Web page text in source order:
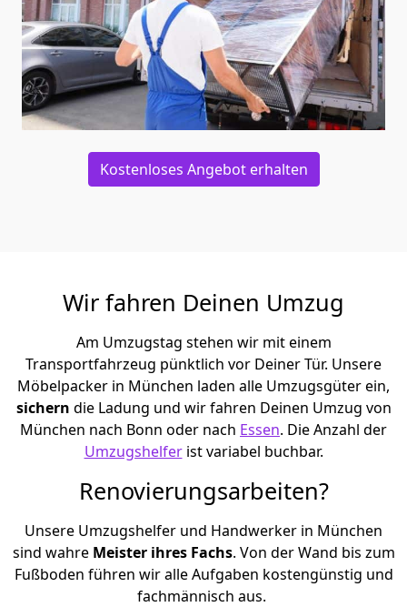
Kostenloses Angebot erhalten
Wir fahren Deinen Umzug
Am Umzugstag stehen wir mit einem
Transportfahrzeug pünktlich vor Deiner Tür. Unsere
Möbelpacker in München laden alle Umzugsgüter ein,
sichern die Ladung und wir fahren Deinen Umzug von
München nach Bonn oder nach Essen. Die Anzahl der
Umzugshelferist variabel buchbar.
Renovierungsarbeiten?
Unsere Umzugshelfer und Handwerker in München
sind wahre Meister ihres Fachs. Von der Wand bis zum
Fußboden führen wir alle Aufgaben kostengünstig und
fachmännisch aus.